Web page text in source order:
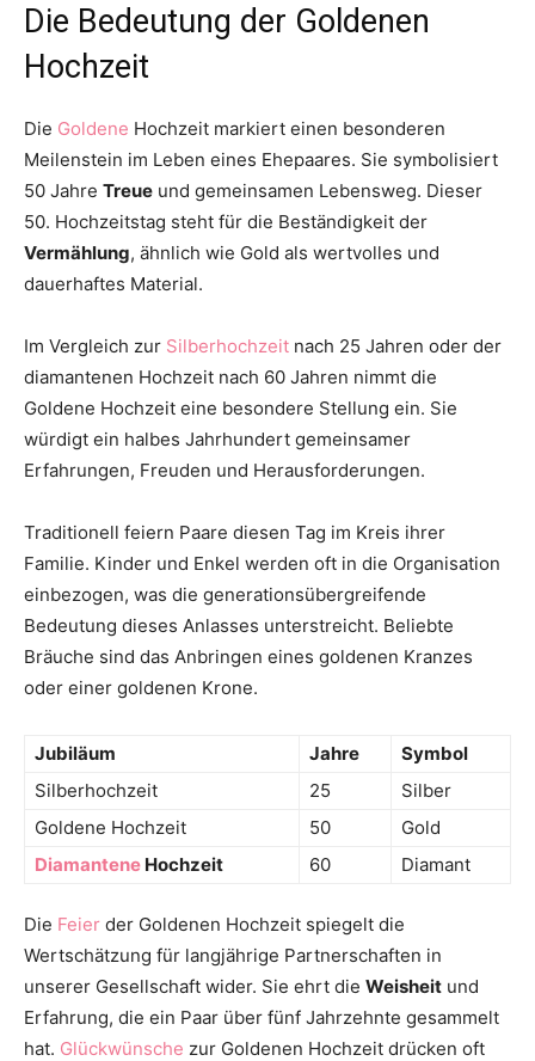
Die Bedeutung der Goldenen
Hochzeit
Die Goldene Hochzeit markiert einen besonderen
Meilenstein im Leben eines Ehepaares. Sie symbolisiert
50 Jahre Treue und gemeinsamen Lebensweg. Dieser
50. Hochzeitstag steht für die Beständigkeit der
Vermählung, ähnlich wie Gold als wertvolles und
dauerhaftes Material.
Im Vergleich zur Silberhochzeit nach 25 Jahren oder der
diamantenen Hochzeit nach 60 Jahren nimmt die
Goldene Hochzeit eine besondere Stellung ein. Sie
würdigt ein halbes Jahrhundert gemeinsamer
Erfahrungen, Freuden und Herausforderungen.
Traditionell feiern Paare diesen Tag im Kreis ihrer
Familie. Kinder und Enkel werden oft in die Organisation
einbezogen, was die generationsübergreifende
Bedeutung dieses Anlasses unterstreicht. Beliebte
Bräuche sind das Anbringen eines goldenen Kranzes
oder einer goldenen Krone.
Jubiläum Jahre
Symbol
Silberhochzeit
25
Silber
Goldene Hochzeit
50
Gold
Diamantene Hochzeit 60 Diamant
Die Feier der Goldenen Hochzeit spiegelt die
Wertschätzung für langjährige Partnerschaften in
unserer Gesellschaft wider. Sie ehrt die Weisheit und
Erfahrung, die ein Paar über fünf Jahrzehnte gesammelt
hat. Glückwünsche zur Goldenen Hochzeit drücken oft